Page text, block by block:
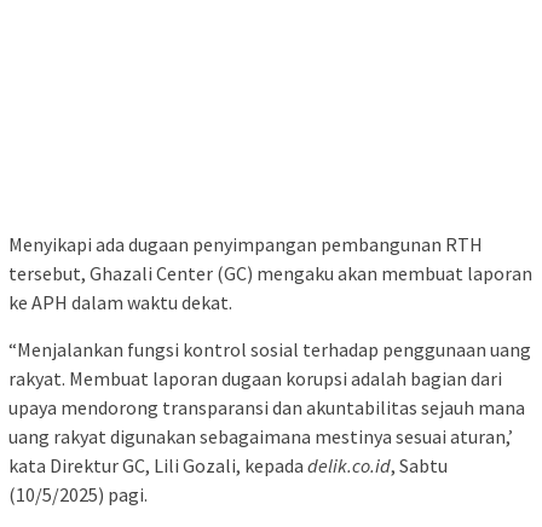
Menyikapi ada dugaan penyimpangan pembangunan RTH
tersebut, Ghazali Center (GC) mengaku akan membuat laporan
ke APH dalam waktu dekat.
“Menjalankan fungsi kontrol sosial terhadap penggunaan uang
rakyat. Membuat laporan dugaan korupsi adalah bagian dari
upaya mendorong transparansi dan akuntabilitas sejauh mana
uang rakyat digunakan sebagaimana mestinya sesuai aturan,’
kata Direktur GC, Lili Gozali, kepada delik.co.id, Sabtu
(10/5/2025) pagi.